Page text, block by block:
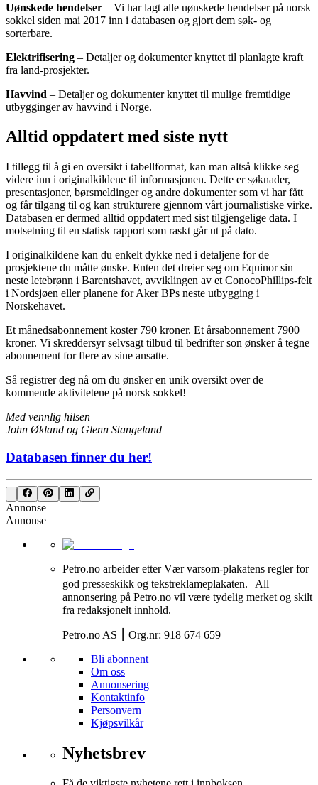
Uønskede hendelser – Vi har lagt alle uønskede hendelser på norsk
sokkel siden mai 2017 inn i databasen og gjort dem søk- og
sorterbare.
Elektrifisering – Detaljer og dokumenter knyttet til planlagte kraft
fra land-prosjekter.
Havvind – Detaljer og dokumenter knyttet til mulige fremtidige
utbygginger av havvind i Norge.
Alltid oppdatert med siste nytt
I tillegg til å gi en oversikt i tabellformat, kan man altså klikke seg
videre inn i originalkildene til informasjonen. Dette er søknader,
presentasjoner, børsmeldinger og andre dokumenter som vi har fått
og får tilgang til og kan strukturere gjennom vårt journalistiske virke.
Databasen er dermed alltid oppdatert med sist tilgjengelige data. I
motsetning til en statisk rapport som raskt går ut på dato.
I originalkildene kan du enkelt dykke ned i detaljene for de
prosjektene du måtte ønske. Enten det dreier seg om Equinor sin
neste letebrønn i Barentshavet, avviklingen av et ConocoPhillips-felt
i Nordsjøen eller planene for Aker BPs neste utbygging i
Norskehavet.
Et månedsabonnement koster 790 kroner. Et årsabonnement 7900
kroner. Vi skreddersyr selvsagt tilbud til bedrifter son ønsker å tegne
abonnement for flere av sine ansatte.
Så registrer deg nå om du ønsker en unik oversikt over de
kommende aktivitetene på norsk sokkel!
Med vennlig hilsen
John Økland og Glenn Stangeland
Databasen finner du her!
Annonse
Annonse
Petro.no arbeider etter Vær varsom-plakatens regler for
god presseskikk og tekstreklameplakaten. All
annonsering på Petro.no vil være tydelig merket og skilt
fra redaksjonelt innhold.
Petro.no AS ⎮ Org.nr: 918 674 659
Bli abonnent
Om oss
Annonsering
Kontaktinfo
Personvern
Kjøpsvilkår
Nyhetsbrev